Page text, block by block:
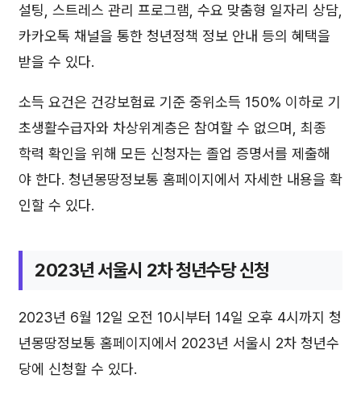
설팅, 스트레스 관리 프로그램, 수요 맞춤형 일자리 상담,
카카오톡 채널을 통한 청년정책 정보 안내 등의 혜택을
받을 수 있다.
소득 요건은 건강보험료 기준 중위소득 150% 이하로 기
초생활수급자와 차상위계층은 참여할 수 없으며, 최종
학력 확인을 위해 모든 신청자는 졸업 증명서를 제출해
야 한다. 청년몽땅정보통 홈페이지에서 자세한 내용을 확
인할 수 있다.
2023년 서울시 2차 청년수당 신청
2023년 6월 12일 오전 10시부터 14일 오후 4시까지 청
년몽땅정보통 홈페이지에서 2023년 서울시 2차 청년수
당에 신청할 수 있다.